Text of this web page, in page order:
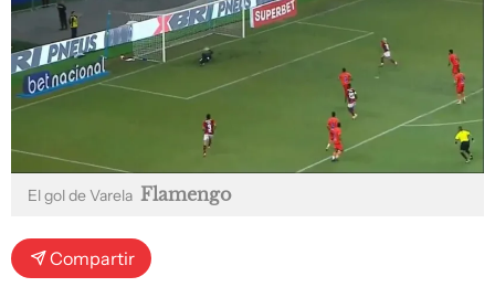
El gol de Varela Flamengo
Compartir